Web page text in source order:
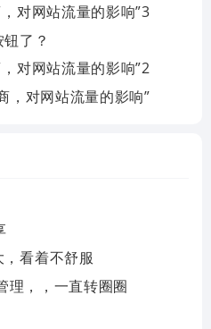
对网站流量的影响”3
了？
对网站流量的影响”2
，对网站流量的影响”
看着不舒服
理，，一直转圈圈